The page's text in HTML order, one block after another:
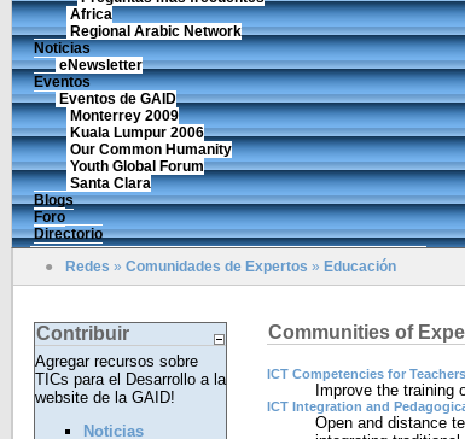
Africa
Regional Arabic Network
Noticias
eNewsletter
Eventos
Eventos de GAID
Monterrey 2009
Kuala Lumpur 2006
Our Common Humanity
Youth Global Forum
Santa Clara
Blogs
Foro
Directorio
●
Redes » Comunidades de Expertos » Educación
Contribuir
Agregar recursos sobre
TICs para el Desarrollo a la
website de la GAID!
Noticias
Communities of
ICT Competencies for Teachers
Improve the training
ICT Integration and
Open and distance